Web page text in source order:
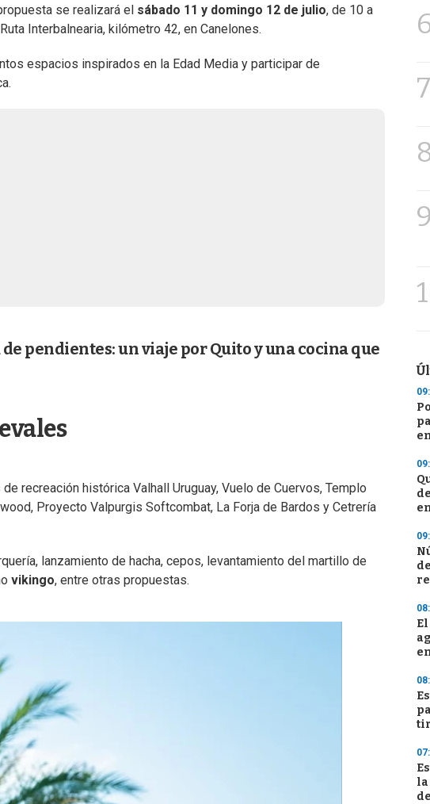
se realizará el sábado 11 y domingo 12 de julio, de 10 a
Interbalnearia, kilómetro 42, en Canelones.
espacios inspirados en la Edad Media y participar de
pendientes: un viaje por Quito y una cocina que
recreación histórica Valhall Uruguay, Vuelo de Cuervos, Templo
Proyecto Valpurgis Softcombat, La Forja de Bardos y Cetrería
lanzamiento de hacha, cepos, levantamiento del martillo de
vikingo, entre otras propuestas.
7
9
la